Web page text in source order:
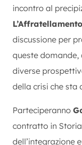
incontro al
discussione per
queste domande,
diverse
della crisi che sta
Parteciperanno
contratto in
dell’integrazione